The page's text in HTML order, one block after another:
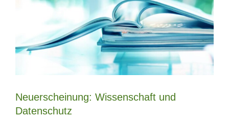
Neuerscheinung: Wissenschaft und
Datenschutz